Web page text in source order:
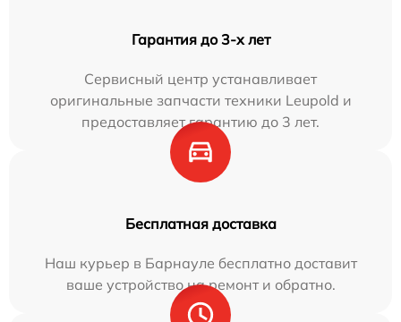
Гарантия до 3-х лет
Сервисный центр устанавливает
оригинальные запчасти техники Leupold и
предоставляет гарантию до 3 лет.
Бесплатная доставка
Наш курьер в Барнауле бесплатно доставит
ваше устройство на ремонт и обратно.